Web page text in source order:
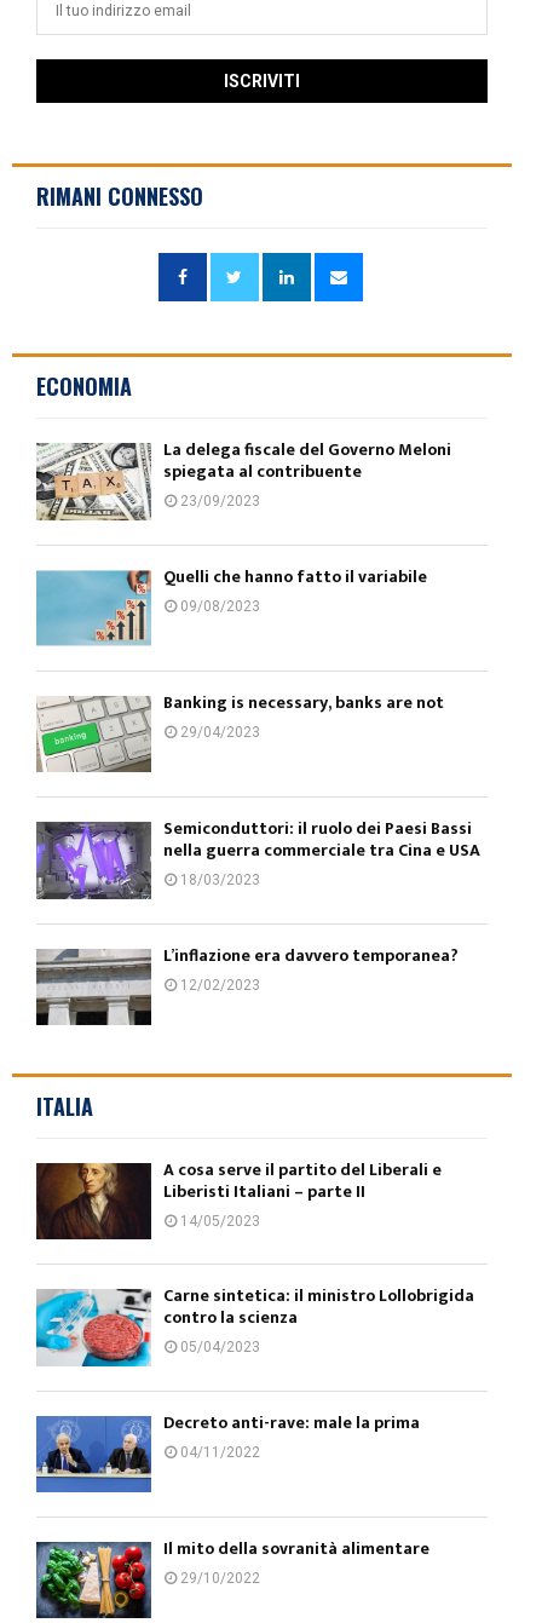
RIMANI CONNESSO
ECONOMIA
La delega fiscale del Governo Meloni
spiegata al contribuente
23/09/2023
Quelli che hanno fatto il variabile
09/08/2023
Banking is necessary, banks are not
29/04/2023
Semiconduttori: il ruolo dei Paesi Bassi
nella guerra commerciale tra Cina e USA
18/03/2023
L’inflazione era davvero temporanea?
12/02/2023
ITALIA
A cosa serve il partito del Liberali e
Liberisti Italiani – parte II
14/05/2023
Carne sintetica: il ministro Lollobrigida
contro la scienza
05/04/2023
Decreto anti-rave: male la prima
04/11/2022
Il mito della sovranità alimentare
29/10/2022